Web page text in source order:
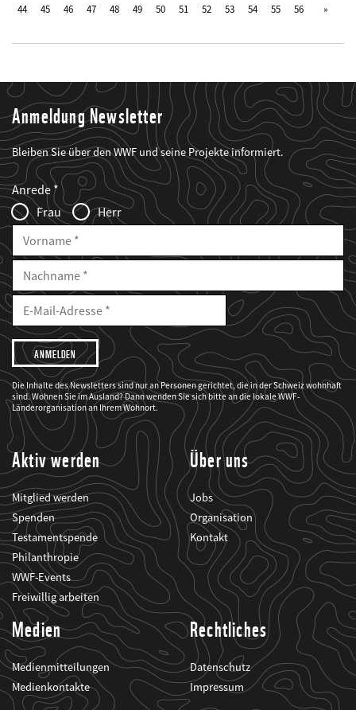
44
45 46 47 48 49 50 51 52 53 54 55 56
Anmeldung Newsletter
Bleiben Sie über den WWF und seine Projekte informiert.
Web2Case
Infofelder
Fieldset
anrede_name
Anrede
Frau
Herr
Vorname
Nachname
E-
Mailadresse
E-
Adresse
Ich
möchte,
dass
der
WWF
mich
über
seine
Projekte
informiert.
Die Inhalte des Newsletters sind nur an Personen gerichtet, die in der Schweiz wohnhaft
sind. Wohnen Sie im Ausland? Dann wenden Sie sich bitte an die lokale WWF-
Länderorganisation an Ihrem Wohnort.
Aktiv werden
Mitglied werden
Spenden
Testamentspende
Philanthropie
WWF-Events
Freiwillig arbeiten
Über uns
Jobs
Organisation
Kontakt
Medien
Medienmitteilungen
Medienkontakte
Rechtliches
Datenschutz
Impressum